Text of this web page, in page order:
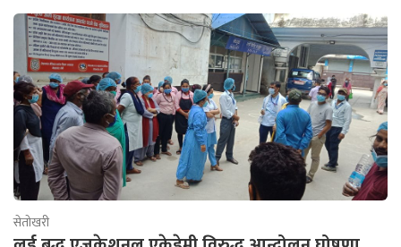
सेतोखरी